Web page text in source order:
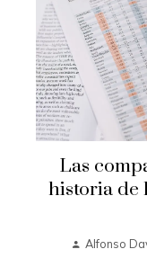
Las
historia de
Alfonso